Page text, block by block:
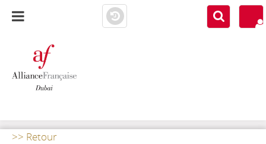
>> Retour